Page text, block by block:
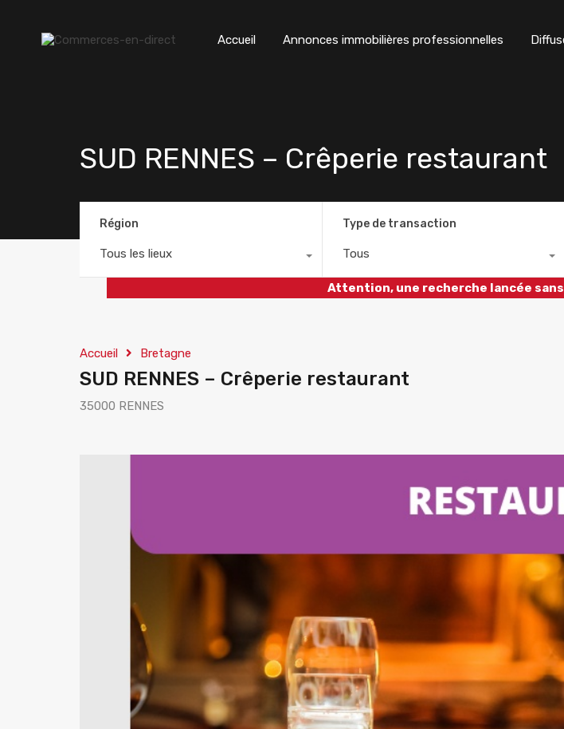
Accueil Annonces immobilières professionnelles
SUD RENNES – Crêperie restaurant
Région
Tous les lieux
Type de transaction
Tous
Attention, une recherche lancée
Accueil Bretagne
SUD RENNES – Crêperie restaurant
35000 RENNES